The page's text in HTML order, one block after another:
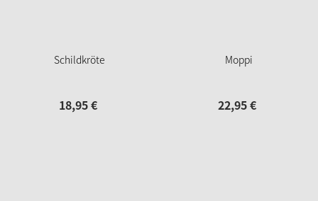
Schildkröte
18,95€
Moppi
22,95€